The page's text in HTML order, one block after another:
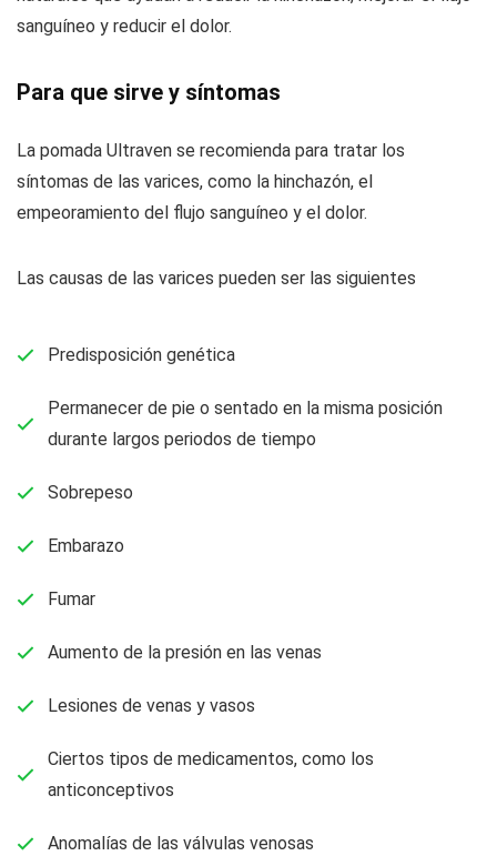
sanguíneo y reducir el dolor.
Para que sirve y síntomas
La pomada Ultraven se recomienda para tratar los
síntomas de las varices, como la hinchazón, el
empeoramiento del flujo sanguíneo y el dolor.
Las causas de las varices pueden ser las siguientes
Predisposición genética
Permanecer de pie o sentado en la misma posición
durante largos periodos de tiempo
Sobrepeso
Embarazo
Fumar
Aumento de la presión en las venas
Lesiones de venas y vasos
Ciertos tipos de medicamentos, como los
anticonceptivos
Anomalías de las válvulas venosas